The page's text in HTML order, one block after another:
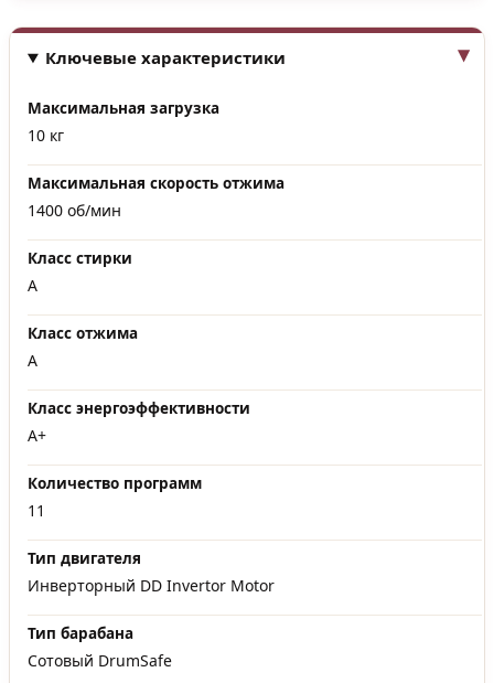
Ключевые характеристики
Максимальная загрузка
10 кг
Максимальная скорость отжима
1400 об/мин
Класс стирки
A
Класс отжима
A
Класс энергоэффективности
A+
Количество программ
11
Тип двигателя
Инверторный DD Invertor Motor
Тип барабана
Сотовый DrumSafe